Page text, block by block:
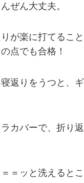
ぜん大丈夫。
が楽に打てるこ
点でも合格！
返りをうつと、
カバーで、折り
＝ッと洗えるとこ